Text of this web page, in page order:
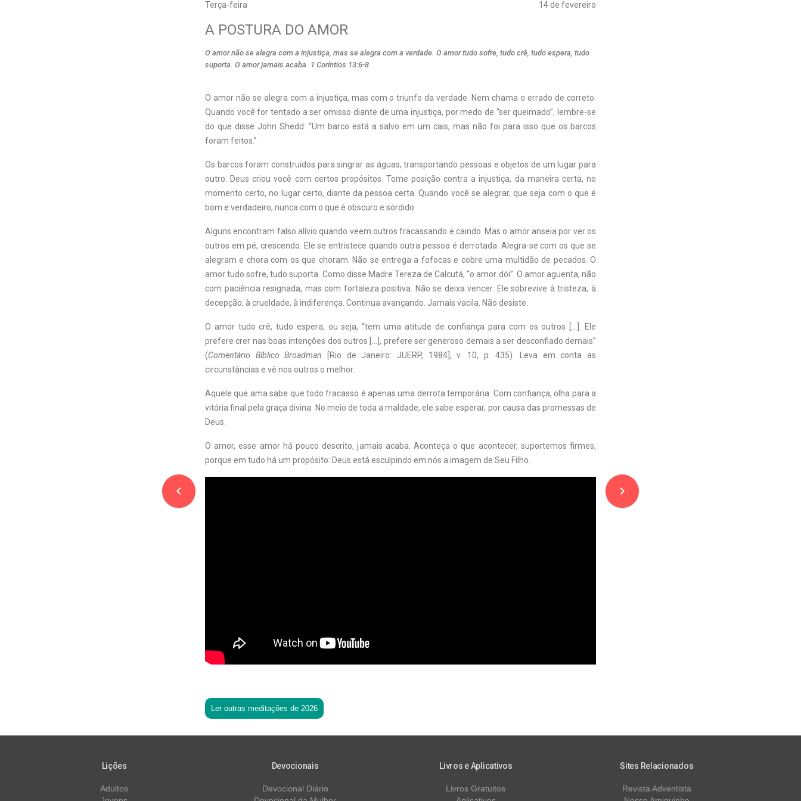
Terça-feira 14 de fevereiro
navigate_before
A POSTURA DO AMOR
O amor não se alegra com a injustiça, mas se alegra com a verdade. O amor tudo sofre, tudo crê, tudo espera, tudo
suporta. O amor jamais acaba. 1 Coríntios 13:6-8
O amor não se alegra com a injustiça, mas com o triunfo da verdade. Nem chama o errado de correto.
Quando você for tentado a ser omisso diante de uma injustiça, por medo de “ser queimado”, lembre-se
do que disse John Shedd: “Um barco está a salvo em um cais, mas não foi para isso que os barcos
foram feitos.”
Os barcos foram construídos para singrar as águas, transportando pessoas e objetos de um lugar para
outro. Deus criou você com certos propósitos. Tome posição contra a injustiça, da maneira certa, no
momento certo, no lugar certo, diante da pessoa certa. Quando você se alegrar, que seja com o que é
bom e verdadeiro, nunca com o que é obscuro e sórdido.
Alguns encontram falso alívio quando veem outros fracassando e caindo. Mas o amor anseia por ver os
outros em pé, crescendo. Ele se entristece quando outra pessoa é derrotada. Alegra-se com os que se
alegram e chora com os que choram. Não se entrega a fofocas e cobre uma multidão de pecados. O
amor tudo sofre, tudo suporta. Como disse Madre Tereza de Calcutá, “o amor dói”. O amor aguenta, não
com paciência resignada, mas com fortaleza positiva. Não se deixa vencer. Ele sobrevive à tristeza, à
decepção, à crueldade, à indiferença. Continua avançando. Jamais vacila. Não desiste.
O amor tudo crê, tudo espera, ou seja, “tem uma atitude de confiança para com os outros […]. Ele
prefere crer nas boas intenções dos outros […], prefere ser generoso demais a ser desconfiado demais”
(Comentário Bíblico Broadman
[Rio de Janeiro: JUERP, 1984], v. 10, p. 435). Leva em conta as
circunstâncias e vê nos outros o melhor.
Aquele que ama sabe que todo fracasso é apenas uma derrota temporária. Com confiança, olha para a
vitória final pela graça divina. No meio de toda a maldade, ele sabe esperar, por causa das promessas de
Deus.
O amor, esse amor há pouco descrito, jamais acaba. Aconteça o que acontecer, suportemos firmes,
porque em tudo há um propósito: Deus está esculpindo em nós a imagem de Seu Filho.
Ler outras meditações de 2026
navigate_next
Lições
Adultos
Devocionais
Devocional Diário
Livros e Aplicativos
Livros Gratuitos
Sites Relacionados
Revista Adventista